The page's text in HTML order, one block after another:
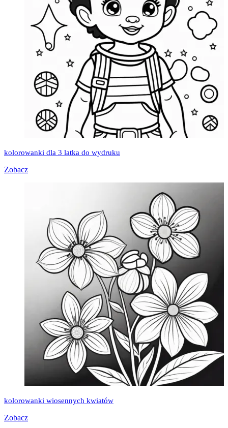
kolorowanki dla 3 latka do wydruku
Zobacz
kolorowanki wiosennych kwiatów
Zobacz